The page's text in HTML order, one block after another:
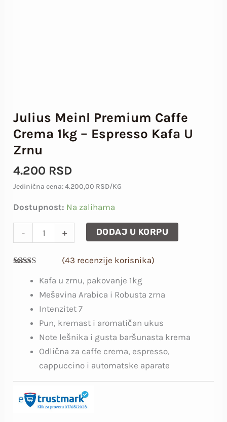
Julius Meinl Premium Caffe
Crema 1kg – Espresso Kafa U
Zrnu
4.200 RSD
Jedinična cena: 4.200,00 RSD/KG
Dostupnost: Na zalihama
- + DODAJ U KORPU
od 5 na
osnovu
ocene
kupca
(43 recenzije korisnika)
Kafa u zrnu, pakovanje 1kg
Mešavina Arabica i Robusta zrna
Intenzitet 7
Pun, kremast i aromatičan ukus
Note lešnika i gusta baršunasta krema
Odlična za caffe crema, espresso,
cappuccino i automatske aparate